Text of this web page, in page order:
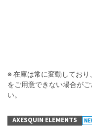
※ 在庫は常に変動してお
をご用意できない場合が
い。
AXESQUIN ELEMENTS